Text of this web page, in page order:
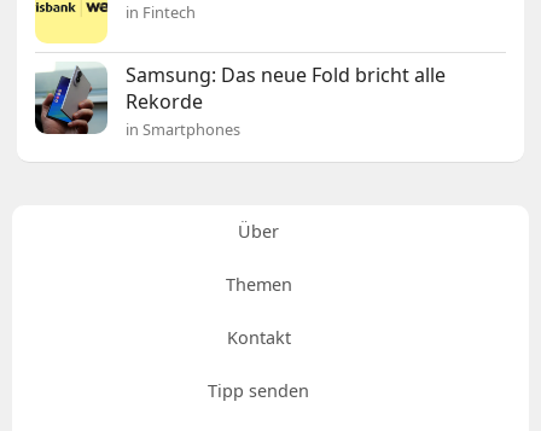
in Fintech
Samsung: Das neue Fold bricht alle
Rekorde
in Smartphones
Über
Themen
Kontakt
Tipp senden